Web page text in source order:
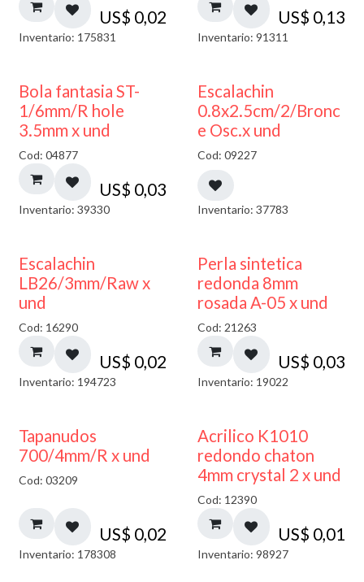
US$ 0,02
Inventario: 175831
US$ 0,13
Inventario: 91311
Bola fantasia ST-
1/6mm/R hole
3.5mm x und
Cod: 04877
US$ 0,03
Inventario: 39330
Escalachin
0.8x2.5cm/2/Bronc
e Osc.x und
Cod: 09227
Inventario: 37783
Escalachin
LB26/3mm/Raw x
und
Cod: 16290
US$ 0,02
Inventario: 194723
Perla sintetica
redonda 8mm
rosada A-05 x und
Cod: 21263
US$ 0,03
Inventario: 19022
Tapanudos
700/4mm/R x und
Cod: 03209
US$ 0,02
Inventario: 178308
50% DESCUENTO
Acrilico K1010
redondo chaton
4mm crystal 2 x und
Cod: 12390
US$ 0,01
Inventario: 98927